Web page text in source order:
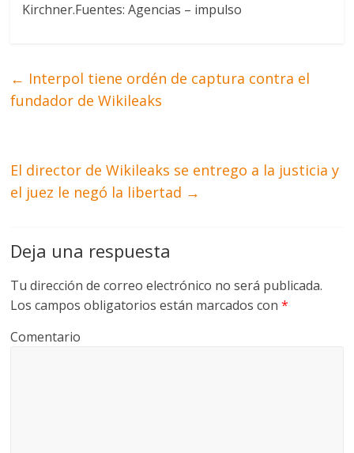
Kirchner.Fuentes: Agencias – impulso
← Interpol tiene ordén de captura contra el
fundador de Wikileaks
El director de Wikileaks se entrego a la justicia y
el juez le negó la libertad →
Deja una respuesta
Tu dirección de correo electrónico no será publicada.
Los campos obligatorios están marcados con*
Comentario